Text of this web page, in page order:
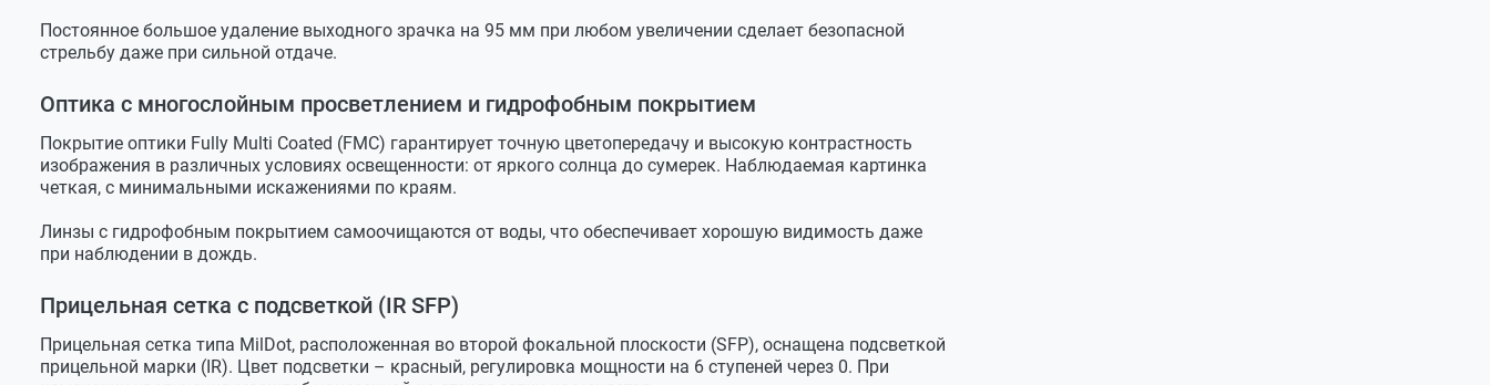
Постоянное большое удаление выходного зрачка на 95 мм при любом увеличении сделает безопасной
стрельбу даже при сильной отдаче.
Оптика с многослойным просветлением и гидрофобным покрытием
Покрытие оптики Fully Multi Coated (FMC) гарантирует точную цветопередачу и высокую контрастность
изображения в различных условиях освещенности: от яркого солнца до сумерек. Наблюдаемая картинка
четкая, с минимальными искажениями по краям.
Линзы с гидрофобным покрытием самоочищаются от воды, что обеспечивает хорошую видимость даже
при наблюдении в дождь.
Прицельная сетка с подсветкой (IR SFP)
Прицельная сетка типа MilDot, расположенная во второй фокальной плоскости (SFP), оснащена подсветкой
прицельной марки (IR). Цвет подсветки – красный, регулировка мощности на 6 ступеней через 0. При